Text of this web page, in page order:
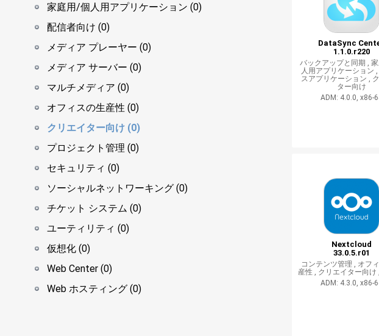
家庭用/個人用アプリケーション (0)
配信者向け (0)
メディア プレーヤー (0)
メディア サーバー (0)
マルチメディア (0)
オフィスの生産性 (0)
クリエイター向け (0)
プロジェクト管理 (0)
セキュリティ (0)
ソーシャルネットワーキング (0)
チケット システム (0)
ユーティリティ (0)
仮想化 (0)
Web Center (0)
Web ホスティング (0)
DataSync
1.1.0.r220
バックアップと同期 ,
人用アプリケーション ,
スアプリケーション ,
ター向け
ADM: 4.0.0, x86-
Nextcloud
33.0.5.r01
コンテンツ管理 , オフ
産性 , クリエイター向け ,
ADM: 4.3.0, x86-